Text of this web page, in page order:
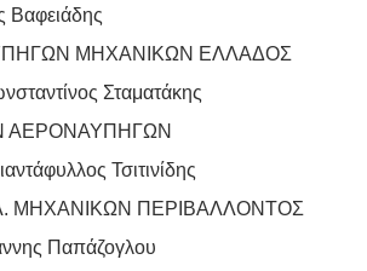
Βαφειάδης
ΜΗΧΑΝΙΚΩΝ ΕΛΛΑΔΟΣ
Σταματάκης
ΑΕΡΟΝΑΥΠΗΓΩΝ
Τσιτινίδης
ΜΗΧΑΝΙΚΩΝ ΠΕΡΙΒΑΛΛΟΝΤΟΣ
Παπάζογλου